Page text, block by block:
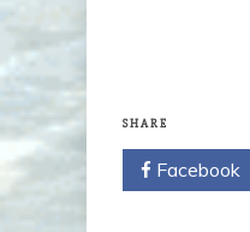
SHARE
Facebook